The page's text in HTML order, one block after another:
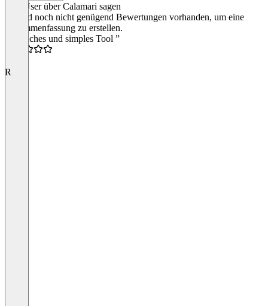
Was User über Calamari sagen
Es sind noch nicht genügend Bewertungen vorhanden, um eine
Zusammenfassung zu erstellen.
“Einfaches und simples Tool ”
R